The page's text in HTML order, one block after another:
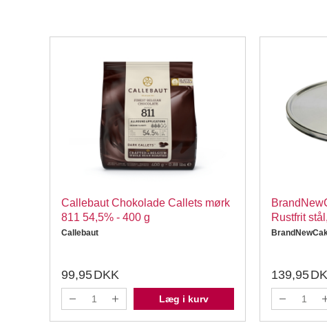
Callebaut Chokolade Callets mørk
811 54,5% - 400 g
Callebaut
99,95DKK
Læg i kurv
Rustfrit
139,95